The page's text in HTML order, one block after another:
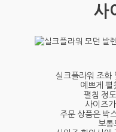
사
실크플라워 조화
예쁘게 펼
펼침 정
사이즈
주문 상품은 박
보통